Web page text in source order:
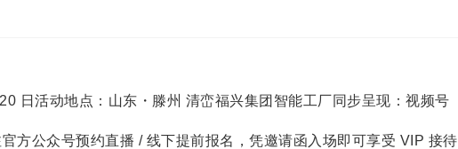
日活动地点：山东・滕州 清峦福兴集团智能工厂同步呈现：视频号
方公众号预约直播 / 线下提前报名，凭邀请函入场即可享受 VIP 接待